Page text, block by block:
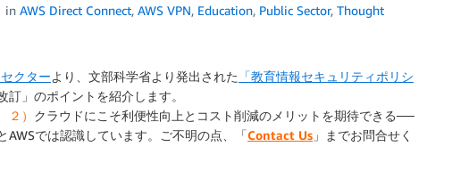
in AWS Direct Connect, AWS VPN, Education, Public Sector, Thought
クターより、文部科学省より発出された 「教育情報セキュリティポリシ
訂」のポイントを紹介します。
２） クラウドにこそ利便性向上とコスト削減のメリットを期待できる──
では認識しています。ご不明の点、「Contact Us 」までお問合せく